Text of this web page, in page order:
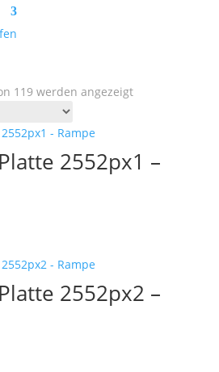
119 werden angezeigt
2552px1 –
€
2552px2 –